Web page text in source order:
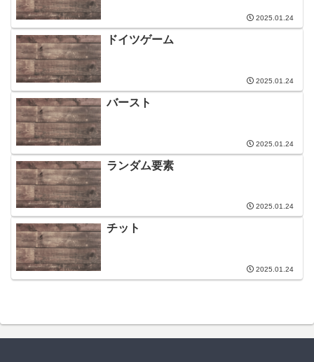
2025.01.24
ドイツゲーム
2025.01.24
バースト
2025.01.24
ランダム要素
2025.01.24
チット
2025.01.24